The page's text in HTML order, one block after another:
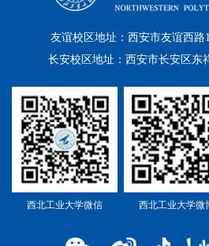
友谊校区地址：西安市友谊西
长安校区地址：西安市长安区东
西北工业大学微信 西北工业大学微